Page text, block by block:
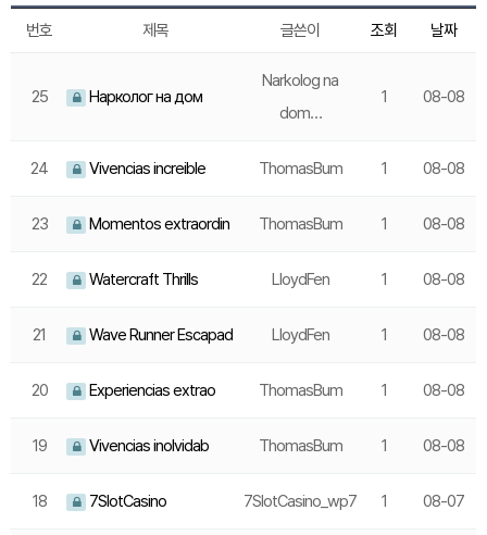
번호 제목 글쓴이 조회 날짜
25 Нарколог на дом
Narkolog na
dom…
1 08-08
24 Vivencias increible ThomasBum 1 08-08
23 Momentos extraordin ThomasBum 1 08-08
22 Watercraft Thrills LloydFen 1 08-08
21 Wave Runner Escapad LloydFen 1 08-08
20 Experiencias extrao ThomasBum 1 08-08
19 Vivencias inolvidab ThomasBum 1 08-08
18 7SlotCasino 7SlotCasino_wp7 1 08-07